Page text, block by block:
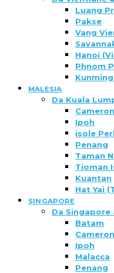
Luang
Pakse
Vang
Hanoi
Phnom
MALESIA
Da Kuala
Ipoh
isole
Penang
Taman
Tioman
Kuantan
Hat Yai
SINGAPORE
Da Singapore
Batam
Ipoh
Malacca
Penang